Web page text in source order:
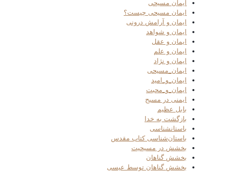
ایمان مسیحی
ایمان مسیحی چیست؟
ایمان و آرامش درونی
ایمان و شواهد
ایمان و عقل
ایمان و علم
ایمان و نژاد
ایمان_مسیحی
ایمان_و_امید
ایمان_و_محبت
ایمنی در مسیح
بابل عظیم
بازگشت به خدا
باستانشناسی
باستان‌شناسی کتاب مقدس
بخشش در مسیحیت
بخشش گناهان
بخشش گناهان توسط عیسی